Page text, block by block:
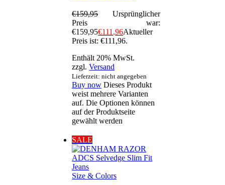
€159,95
Ursprünglicher
Preis war:
€159,95€111 ,96Aktueller
Preis ist: €111 ,96.
Enthält 20% MwSt.
zzgl.Versand
Lieferzeit: nicht angegeben
Buy now Dieses Produkt
weist mehrere Varianten
auf. Die Optionen können
auf der Produktseite
gewählt werden
SALE
Size & Colors